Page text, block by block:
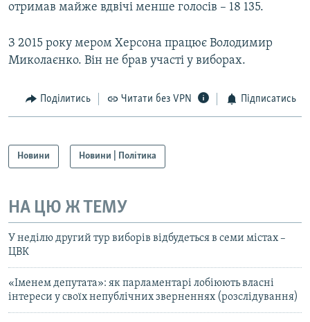
отримав майже вдвічі менше голосів – 18 135.
З 2015 року мером Херсона працює Володимир
Миколаєнко. Він не брав участі у виборах.
Поділитись Читати без VPN Підписатись
Новини Новини | Політика
НА ЦЮ Ж ТЕМУ
У неділю другий тур виборів відбудеться в семи містах –
ЦВК
«Іменем депутата»: як парламентарі лобіюють власні
інтереси у своїх непублічних зверненнях (розслідування)